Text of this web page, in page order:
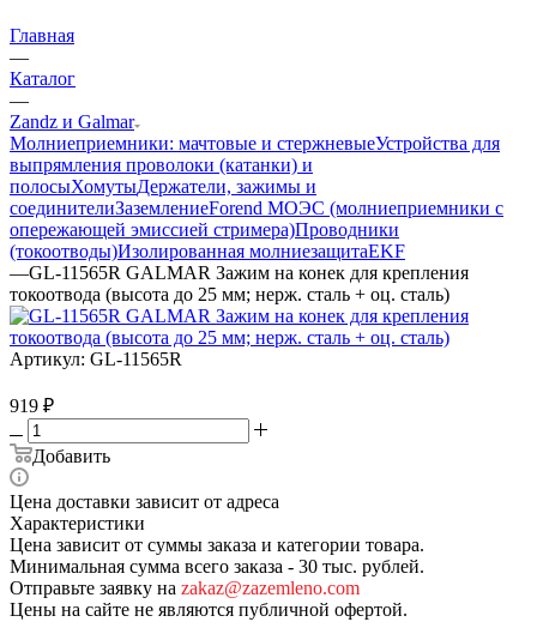
Главная
—
Каталог
—
Zandz и Galmar
Молниеприемники: мачтовые и стержневыеУстройства для
выпрямления проволоки (катанки) и
полосыХомутыДержатели, зажимы и
соединителиЗаземлениеForend МОЭС (молниеприемники с
опережающей эмиссией стримера)Проводники
(токоотводы)Изолированная молниезащитаEKF
—GL-11565R GALMAR Зажим на конек для крепления
токоотвода (высота до 25 мм; нерж. сталь + оц. сталь)
Артикул: GL-11565R
919 ₽
Добавить
Цена доставки зависит от адреса
Характеристики
Цена зависит от суммы заказа и категории товара.
Минимальная сумма всего заказа - 30 тыс. рублей.
Отправьте заявку на zakaz@zazemleno.com
Цены на сайте не являются публичной офертой.